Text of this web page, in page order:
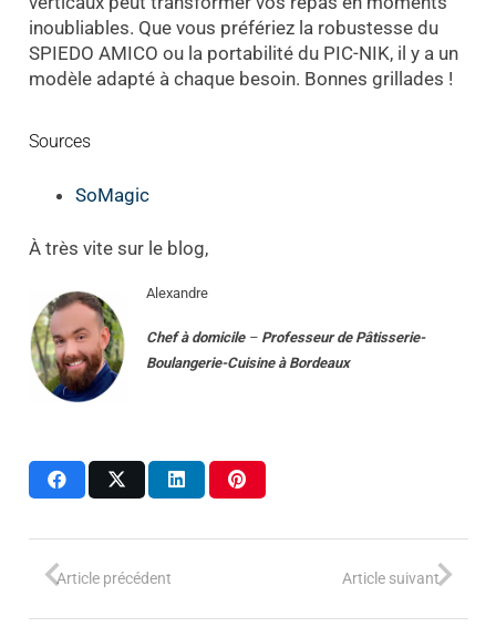
inoubliables. Que vous préfériez la robustesse du
SPIEDO AMICO ou la portabilité du PIC-NIK, il y a un
modèle adapté à chaque besoin. Bonnes grillades !
Sources
SoMagic
À très vite sur le blog,
Alexandre
Chef à domicile– Professeur de Pâtisserie-
Boulangerie-Cuisine à Bordeaux
Article précédent Article suivant